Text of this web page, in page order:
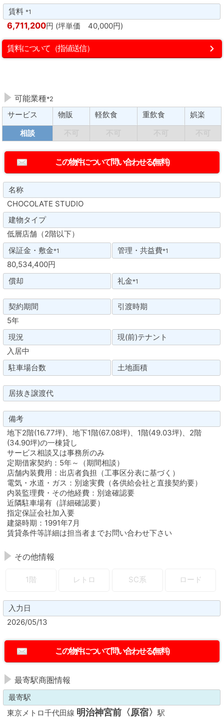
賃料*1
6,711,200円 (坪単価 40,000円)
賃料について（指値送信）
可能業種*2
サービス 物販 軽飲食 重飲食
娯楽
相談
名称
CHOCOLATE STUDIO
建物タイプ
低層店舗（2階以下）
保証金・敷金*1 管理・共益費*1
80,534,400円
償却
礼金*1
契約期間
引渡時期
5年
現況
現(前)テナント
入居中
駐車場台数
土地面積
居抜き譲渡代
備考
地下2階(16.77坪)、地下1階(67.08坪)、1階(49.03坪)、2階
(34.90坪)の一棟貸し
サービス相談又は事務所のみ
定期借家契約：5年～（期間相談）
店舗内装費用：出店者負担（工事区分表に基づく）
電気・水道・ガス：別途実費（各供給会社と直接契約要）
内装監理費・その他経費：別途確認要
近隣駐車場有（詳細確認要）
指定保証会社加入要
建築時期：1991年7月
賃貸条件等詳細は担当者までお問い合わせ下さい
その他情報
1階 レトロ SC系 ロード
入力日
2026/05/13
最寄駅商圏情報
最寄駅
東京メトロ千代田線 明治神宮前〈原宿〉 駅